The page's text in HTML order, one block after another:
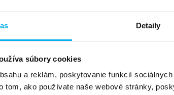
Detaily
súbory cookies
a reklám, poskytovanie funkcií
tom, ako používate naše webové stránky,